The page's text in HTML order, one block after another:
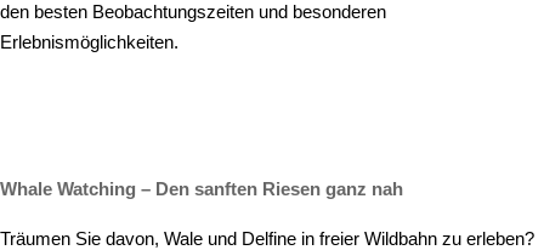
den besten Beobachtungszeiten und besonderen
Erlebnismöglichkeiten.
Whale Watching – Den sanften Riesen ganz nah
Träumen Sie davon, Wale und Delfine in freier Wildbahn zu erleben?